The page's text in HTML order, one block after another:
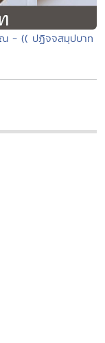
- (( ปฏิจจสมุปบาท